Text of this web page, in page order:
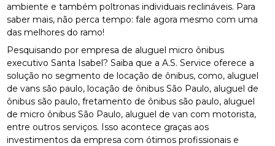
ambiente e também poltronas individuais reclináveis. Para
saber mais, não perca tempo: fale agora mesmo com uma
das melhores do ramo!
Pesquisando por empresa de aluguel micro ônibus
executivo Santa Isabel? Saiba que a A.S. Service oferece a
solução no segmento de locação de ônibus, como, aluguel
de vans são paulo, locação de ônibus São Paulo, aluguel de
ônibus são paulo, fretamento de ônibus são paulo, aluguel
de micro ônibus São Paulo, aluguel de van com motorista,
entre outros serviços. Isso acontece graças aos
investimentos da empresa com ótimos profissionais e